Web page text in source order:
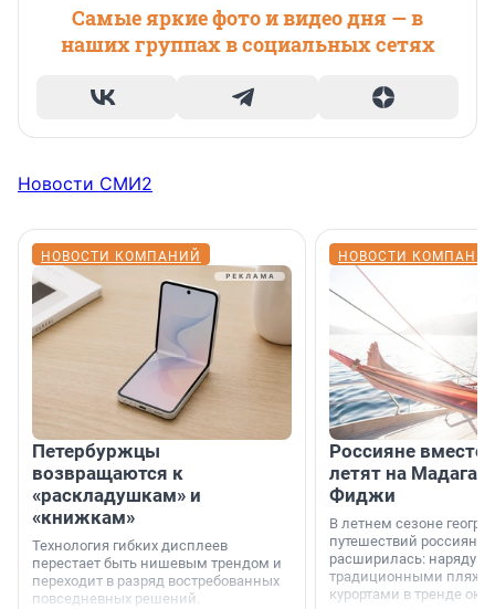
Самые яркие фото и видео дня — в
наших группах в социальных сетях
Новости СМИ2
НОВОСТИ КОМПАНИЙ
Петербуржцы
возвращаются к
«раскладушкам» и
«книжкам»
Технология гибких дисплеев
перестает быть нишевым трендом и
переходит в разряд востребованных
повседневных решений.
НОВОСТИ
Россияне вместо
летят на
Фиджи
В летнем сезоне
путешествий россиян
расширилась: наряду с
традиционными
курортами в тренде